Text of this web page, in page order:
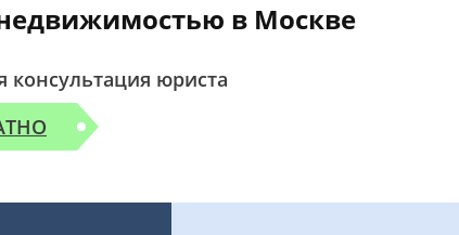
в Москве
консультация юриста